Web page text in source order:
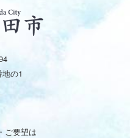
の1
ご要望は